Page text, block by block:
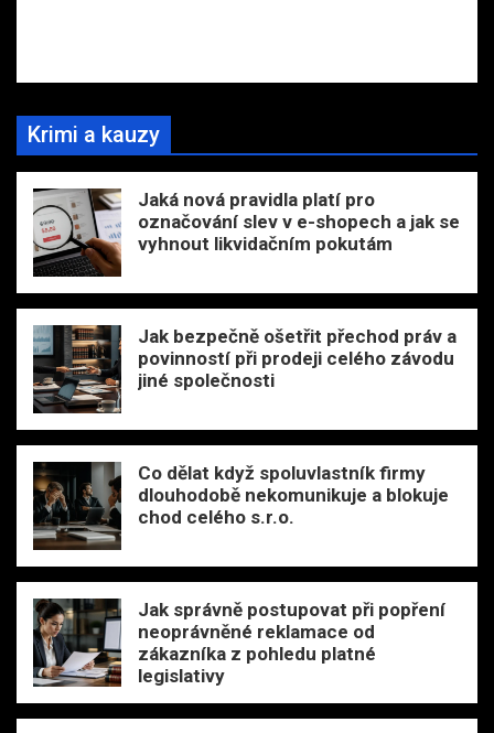
Krimi a kauzy
Jaká nová pravidla platí pro
označování slev v e-shopech a jak se
vyhnout likvidačním pokutám
Jak bezpečně ošetřit přechod práv a
povinností při prodeji celého závodu
jiné společnosti
Co dělat když spoluvlastník firmy
dlouhodobě nekomunikuje a blokuje
chod celého s.r.o.
Jak správně postupovat při popření
neoprávněné reklamace od
zákazníka z pohledu platné
legislativy